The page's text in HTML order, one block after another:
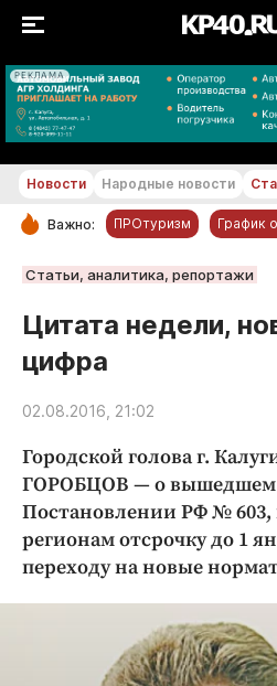
РЕКЛАМА
РУБРИКИ
Новости компаний
Статьи
Народные новости
Авто и транспорт
Благоустройство
Криминал
Культура
Недвижимость и ЖКХ
Образование
Общество
Погода
Новости Народные новости
Важно: ПРОтуризм График
Статьи, аналитика, репортажи
Цитата недели,
цифра
02.08.2016, 21:02
Городской голова г.
ГОРОБЦОВ — о вышедшем
Постановлении РФ № 603,
регионам отсрочку до 1
переходу на новые